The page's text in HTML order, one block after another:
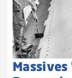
Massives